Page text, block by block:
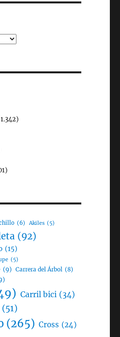
(6) Akiles (5)
(92)
(15)
(5)
(9) Carrera del Árbol (8)
Carril bici (34)
(51)
(265) Cross (24)